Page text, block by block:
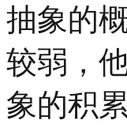
抽象的
较弱，
象的积